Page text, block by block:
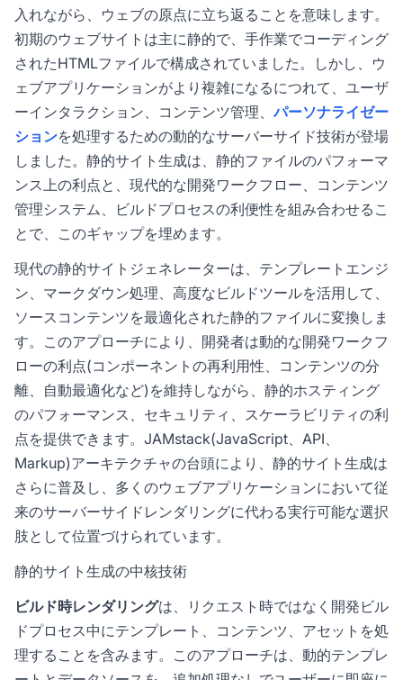
入れながら、ウェブの原点に立ち返ることを意味します。
初期のウェブサイトは主に静的で、手作業でコーディング
されたHTMLファイルで構成されていました。しかし、ウ
ェブアプリケーションがより複雑になるにつれて、ユーザ
ーインタラクション、コンテンツ管理、パーソナライゼー
ションを処理するための動的なサーバーサイド技術が登場
しました。静的サイト生成は、静的ファイルのパフォーマ
ンス上の利点と、現代的な開発ワークフロー、コンテンツ
管理システム、ビルドプロセスの利便性を組み合わせるこ
とで、このギャップを埋めます。
現代の静的サイトジェネレーターは、テンプレートエンジ
ン、マークダウン処理、高度なビルドツールを活用して、
ソースコンテンツを最適化された静的ファイルに変換しま
す。このアプローチにより、開発者は動的な開発ワークフ
ローの利点(コンポーネントの再利用性、コンテンツの分
離、自動最適化など)を維持しながら、静的ホスティング
のパフォーマンス、セキュリティ、スケーラビリティの利
点を提供できます。JAMstack(JavaScript、API、
Markup)アーキテクチャの台頭により、静的サイト生成は
さらに普及し、多くのウェブアプリケーションにおいて従
来のサーバーサイドレンダリングに代わる実行可能な選択
肢として位置づけられています。
静的サイト生成の中核技術
ビルド時レンダリングは、リクエスト時ではなく開発ビル
ドプロセス中にテンプレート、コンテンツ、アセットを処
理することを含みます。このアプローチは、動的テンプレ